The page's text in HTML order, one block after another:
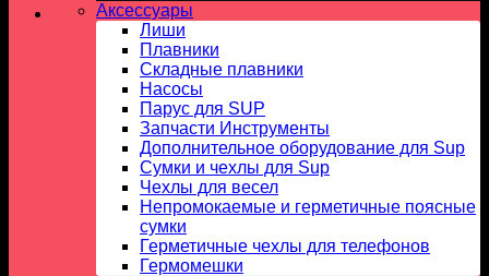
Аксессуары
Лиши
Плавники
Складные плавники
Насосы
Парус для SUP
Запчасти Инструменты
Дополнительное оборудование для Sup
Сумки и чехлы для Sup
Чехлы для весел
Непромокаемые и герметичные поясные
сумки
Герметичные чехлы для телефонов
Гермомешки